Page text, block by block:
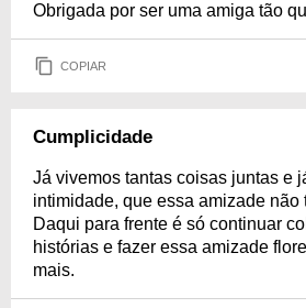
Obrigada por ser uma amiga tão
COPIAR
Cumplicidade
Já vivemos tantas coisas juntas e
intimidade, que essa amizade não
Daqui para frente é só continuar
histórias e fazer essa amizade
mais.